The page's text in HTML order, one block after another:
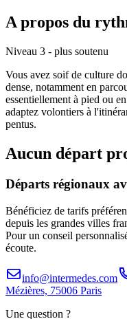
A propos du
Niveau 3 - plus soutenu
Vous avez soif de culture
dense, notamment en
essentiellement à pied ou
adaptez volontiers à
pentus.
Aucun départ
Départs régionaux
Bénéficiez de tarifs
depuis les grandes villes
Pour un conseil
écoute.
info@intermedes.com
Mézières, 75006 Paris
Une question ?